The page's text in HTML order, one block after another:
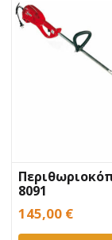
8091
145,00 €